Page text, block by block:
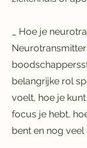
_ Hoe je
belangrijke rol
voelt, hoe je
focus je hebt,
bent en nog veel